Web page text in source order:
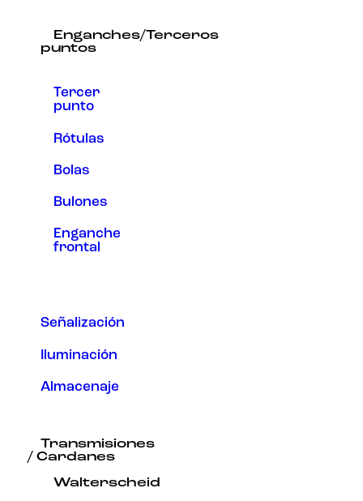
Enganches/Terceros
puntos
Tercer
punto
Rótulas
Bolas
Bulones
Enganche
frontal
Señalización
Iluminación
Almacenaje
Transmisiones
/ Cardanes
Walterscheid